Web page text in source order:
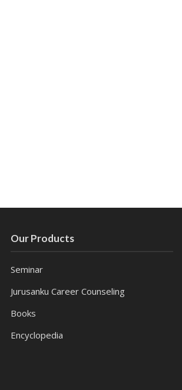
Our Products
Seminar
Jurusanku Career Counseling
Books
Encyclopedia